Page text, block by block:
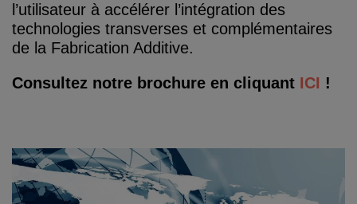
l’utilisateur à accélérer l’intégration des
technologies transverses et complémentaires
de la Fabrication Additive.
Consultez notre brochure en cliquant ICI !